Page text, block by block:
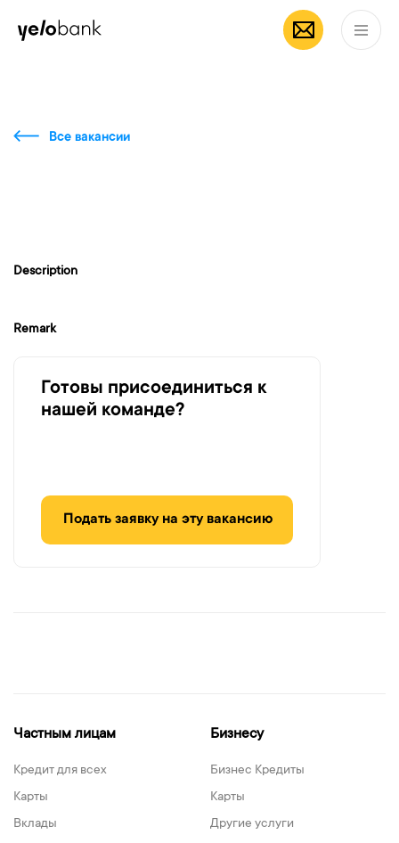
Частным лицам
Все вакансии
Description
Remark
Готовы присоединиться к
нашей команде?
Подать заявку на эту вакансию
Частным лицам
Кредит для всех
Карты
Вклады
Бизнесу
Бизнес Кредиты
Карты
Другие услуги